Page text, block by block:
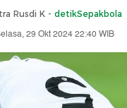
Rusdi K - detikSepakbola
29 Okt 2024 22:40 WIB